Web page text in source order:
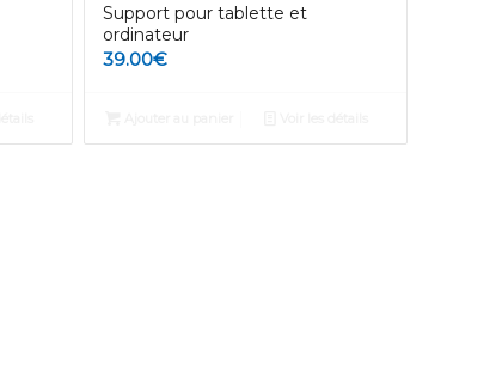
Support pour tablette et
ordinateur
39.00€